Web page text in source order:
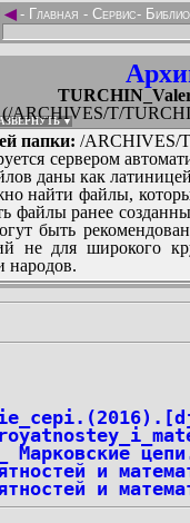
◄- Главная - Сервис-
(/ARCHIVES/T/
▼
папки: /ARCHIVES/
сервером
даны как
найти файлы,
файлы ранее
быть
не для широкого
народов.
и
и